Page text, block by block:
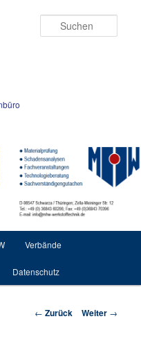
Verbände
Datenschutz
Beitrags-Navigation
← Zurück Weiter →